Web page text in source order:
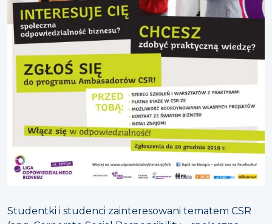
Studentki i studenci zainteresowani tematem CSR